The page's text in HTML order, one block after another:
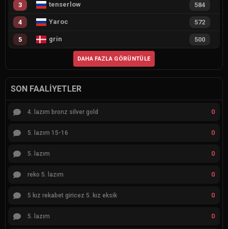
3 tenserlow 584
4 Yaroc 572
5 grin 500
DAHA FAZLA GÖRÜNTÜLE
SON FAALIYETLER
4. lazım bronz silver gold 0
5. lazım 15-16 0
5. lazım 0
reko 5. lazım 0
5 kız rekabet giricez 5. kız eksik 0
5. lazım 0